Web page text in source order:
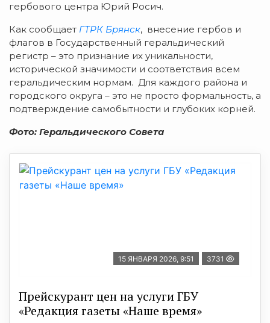
гербового центра Юрий Росич.
Как сообщает ГТРК Брянск, внесение гербов и
флагов в Государственный геральдический
регистр – это признание их уникальности,
исторической значимости и соответствия всем
геральдическим нормам. Для каждого района и
городского округа – это не просто формальность, а
подтверждение самобытности и глубоких корней.
Фото: Геральдического Совета
15 ЯНВАРЯ 2026, 9:51 3731
Прейскурант цен на услуги ГБУ
«Редакция газеты «Наше время»